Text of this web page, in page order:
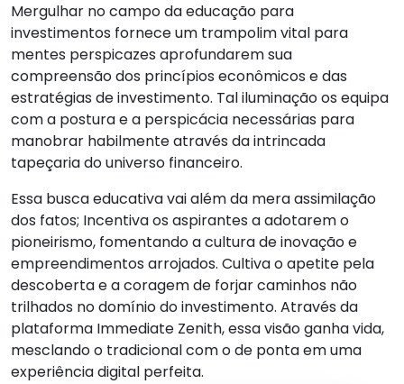
Mergulhar no campo da educação para
investimentos fornece um trampolim vital para
mentes perspicazes aprofundarem sua
compreensão dos princípios econômicos e das
estratégias de investimento. Tal iluminação os equipa
com a postura e a perspicácia necessárias para
manobrar habilmente através da intrincada
tapeçaria do universo financeiro.
Essa busca educativa vai além da mera assimilação
dos fatos; Incentiva os aspirantes a adotarem o
pioneirismo, fomentando a cultura de inovação e
empreendimentos arrojados. Cultiva o apetite pela
descoberta e a coragem de forjar caminhos não
trilhados no domínio do investimento. Através da
plataforma Immediate Zenith, essa visão ganha vida,
mesclando o tradicional com o de ponta em uma
experiência digital perfeita.